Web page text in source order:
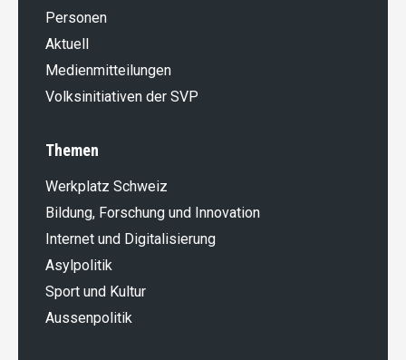
Personen
Aktuell
Medienmitteilungen
Volksinitiativen der SVP
Themen
Werkplatz Schweiz
Bildung, Forschung und Innovation
Internet und Digitalisierung
Asylpolitik
Sport und Kultur
Aussenpolitik